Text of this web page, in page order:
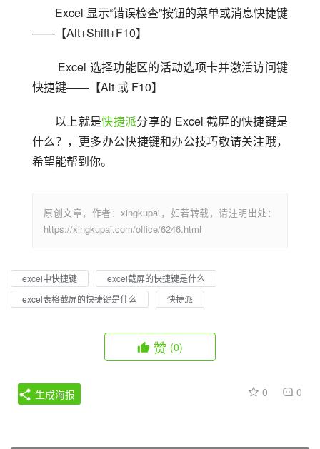
Excel 显示“错误检查”按钮的菜单或消息快捷键
——【Alt+Shift+F10】
快捷键——【Alt 或 F10】
以上就是快捷派分享的 Excel 截屏的快捷键是
什么？，更多办公快捷键和办公技巧敬请关注哦，
希望能帮到你。
原创文章，作者：xingkupai，如若转载，请注明出处：
https://xingkupai.com/office/6246.html
excel中快捷键
excel截屏的快捷键是什么
excel表格截屏的快捷键是什么
快捷派
赞 (0)
0 0
生成海报